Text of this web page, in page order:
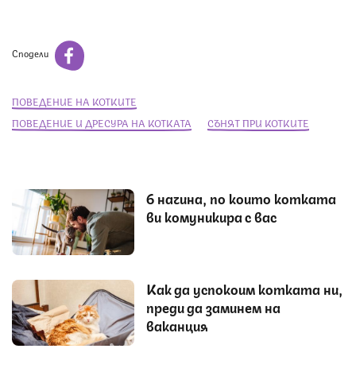
Сподели
ПОВЕДЕНИЕ НА КОТКИТЕ
ПОВЕДЕНИЕ И ДРЕСУРА НА КОТКАТА
СЪНЯТ ПРИ КОТКИТЕ
6 начина, по които котката
ви комуникира с вас
Как да успокоим котката ни,
преди да заминем на
ваканция